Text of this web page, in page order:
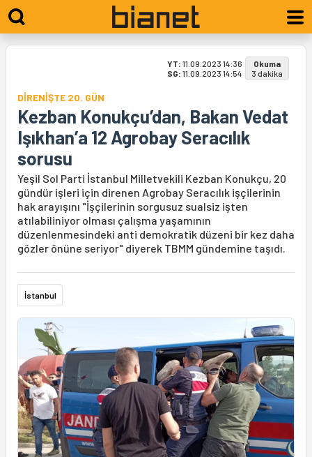
YT: 11.09.2023 14:36
SG: 11.09.2023 14:54
Okuma
3 dakika
DİRENİŞTE 20. GÜN
Kezban Konukçu’dan, Bakan Vedat
Işıkhan’a 12 Agrobay Seracılık
sorusu
Yeşil Sol Parti İstanbul Milletvekili Kezban Konukçu, 20
gündür işleri için direnen Agrobay Seracılık işçilerinin
hak arayışını "İşçilerinin sorgusuz sualsiz işten
atılabiliniyor olması çalışma yaşamının
düzenlenmesindeki anti demokratik düzeni bir kez daha
gözler önüne seriyor" diyerek TBMM gündemine taşıdı.
İstanbul